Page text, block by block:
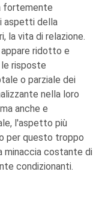
fortemente
aspetti della
la vita di relazione.
ridotto e
risposte
o parziale dei
nella loro
anche e
l'aspetto più
per questo troppo
minaccia costante di
condizionanti.